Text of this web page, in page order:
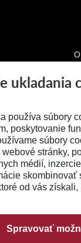
ukladania
používa súbory
poskytovanie
súbory
stránky,
médií,
skombinovať
od vás
Spravovať